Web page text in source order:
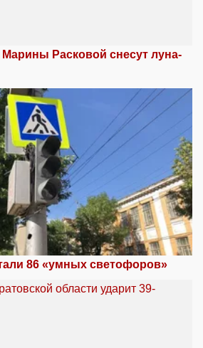
Расковой снесут луна-
86 «умных светофоров»